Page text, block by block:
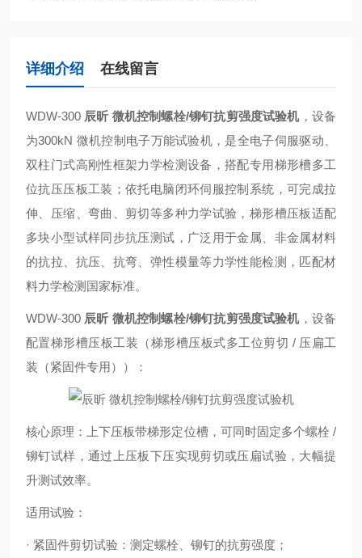
详细介绍 在线留言
WDW-300 辰昕 微机控制螺栓/铆钉抗剪强度试验机，设备
为300kN 微机控制电子万能试验机，是全电子伺服驱动、
双柱门式高刚性框架力学检测设备，搭配专用梯形槽多工
位抗压压板工装；依托电脑闭环伺服控制系统，可完成拉
伸、压缩、弯曲、剪切等多种力学试验，梯形槽压板适配
多块小型试样同步抗压测试，广泛用于金属、非金属材料
的抗拉、抗压、抗弯、弹性模量等力学性能检测，匹配材
料力学检测国家标准。
WDW-300 辰昕 微机控制螺栓/铆钉抗剪强度试验机，设备
配置梯形槽压板工装（梯形槽压板式多工位剪切 / 压扁工
装（紧固件专用））：
核心原理：上下压板带梯形定位槽，可同时固定多个螺栓 /
铆钉试样，通过上压板下压实现剪切或压扁试验，大幅提
升测试效率。
适用试验：
· 紧固件剪切试验：测定螺栓、铆钉的抗剪强度；